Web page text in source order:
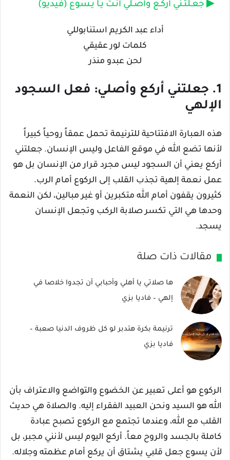
▶ جعـلتـني أركـع وأصـلّي أنـتَ يـا يـسوع (فيديو)
أداء عبد الكريم استنابوللي
كلمات لور عقيقي
لحن عبدو منذر
1. جعلتني أركع وأصلي: فعل السجود
الإلهي
هذه العبارة الافتتاحية للترنيمة تحمل عمقاً روحياً كبيراً
لأنها تضع الله في موقع الفاعل وليس الإنسان. جعلتني
أركع يعني أن السجود ليس مجرد قرار من الإنسان بل هو
عمل نعمة إلهية تجذب القلب إلى الركوع أمام الرب.
كثيرون يقفون أمام الله متكبرين أو غير مبالين، لكن النعمة
وحدها هي التي تكسر صلابة الركب وتجعل الإنسان
يسجد.
مقالات ذات صلة
ها صلاتي يا أهلي وأحبابي أن تجدوا خلاصا في
إلهي – فاديا بزي
ترنيمة بكرة هتدبر لو كل ظروف الدنيا صعبة –
فاديا بزي
الركوع هو أعلى تعبير عن الخضوع والتواضع والاعتراف بأن
الله هو السيد ونحن العبيد الفقراء إليه. والصلاة هي حديث
القلب مع الله، وعندما تجتمع مع الركوع تصبح عبادة
كاملة بالجسد والروح معاً. أركع اليوم ليس لأنني مجبر، بل
لأن يسوع جعل قلبي يشتاق أن يركع أمام عظمته وجلاله.